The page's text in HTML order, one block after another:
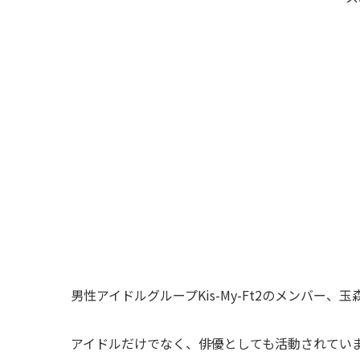
男性アイドルグループKis-My-Ft2のメンバー、玉
アイドルだけでなく、俳優としても活動されていま